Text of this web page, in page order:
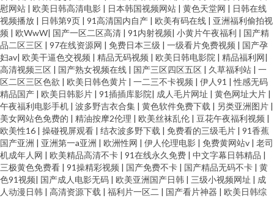
慰网站 | 欧美日韩高清电影 | 日本韩国视频网站 | 黄色天堂网 | 日韩在线
视频播放 | 日韩第9页 | 91高清国内自产 | 欧美有码在线 | 亚洲福利偷拍视
频 | 欧WwW| 国产一区二区高清 | 91内射视频| 小黄片午夜福利 | 国产精
品二区三区 | 97在线资源网 | 免费日本三级 | 一级看片免费视频 | 国产孕
妇av| 欧美干逼色交视频 | 精品无码视频 | 欧美日韩电影院 | 精品福利网|
高清视频三区 | 国产熟女视频在线 | 国产三区四区五区 | 久草福利站 | 一
区二区三区色欲 | 欧美日韩色黄片 | 一二三不卡视频 | 伊人91 |性感无码
精品国产 | 欧美日韩影片 | 91插插库影院| 成人毛片网址 | 黄色网址大片 |
午夜福利电影手机 | 波多野吉衣合集 | 黄色软件免费下载 | 另类亚洲图片 |
美女网站色免费的 | 精油按摩2伦理 | 欧美丝袜乱伦 | 豆花午夜福利视频 |
欧美性16 | 操碰视屏观看 | 结衣波多野下载 | 免费看的三级毛片 | 91香蕉
国产亚洲 | 亚洲第一a亚洲 | 欧洲性网 | 伊人伦理电影 | 免费黄网站v | 老司
机成年人网 | 欧美精品高清不卡 | 91在线永久免费 | 中文字幕日韩精品 |
三极黄色免费看 | 91操精彩视频 | 国产免费不卡 | 国产精品无码不卡 | 黄
色91视频| 国产成人电影无码 | 欧美亚洲国产日韩 | 三级小视频网址 | 成
人动漫日韩 | 高清资源下载 | 福利片一区二 | 国产看片神器 | 欧美日韩综